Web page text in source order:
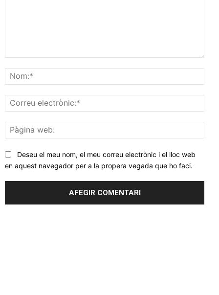
web:
Deseu el meu nom, el meu correu electrònic i el lloc web
en aquest navegador per a la propera vegada que ho faci.